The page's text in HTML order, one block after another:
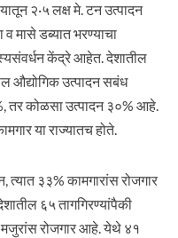
२·५ लक्ष मे. टन उत्पादन
मासे डब्यात भरण्याचा
केंद्रे आहेत. देशातील
औद्योगिक उत्पादन सबंध
तर कोळसा उत्पादन ३०% आहे.
या राज्यातच होते.
त्यात ३३% कामगारांस रोजगार
६५ तागगिरण्यांपैकी
रोजगार आहे. येथे ४१